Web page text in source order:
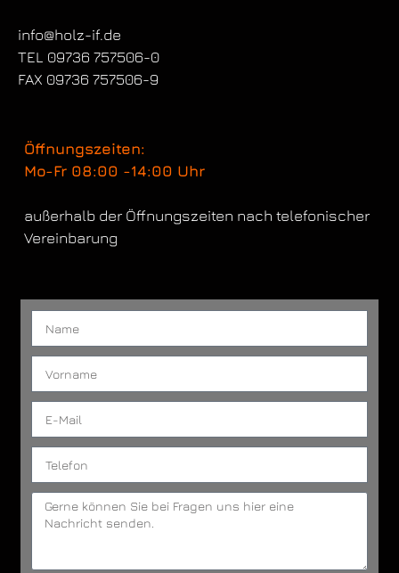
info@holz-if.de
TEL 09736 757506-0
FAX 09736 757506-9
Öffnungszeiten:
Mo-Fr 08:00 -14:00 Uhr
außerhalb der Öffnungszeiten nach telefonischer
Vereinbarung